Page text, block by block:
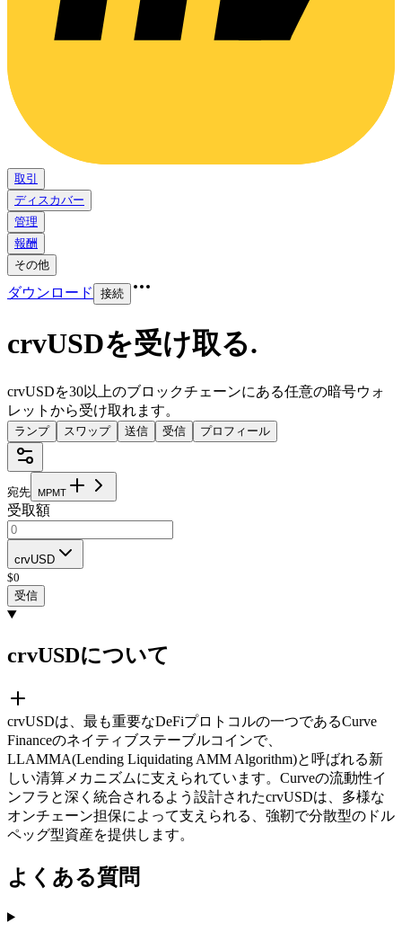
取引
ディスカバー
管理
報酬
その他
ダウンロード 接続
crvUSDを受け取る.
crvUSDを30以上のブロックチェーンにある任意の暗号ウォ
レットから受け取れます。
ランプ スワップ 送信 受信 プロフィール
宛先 MPMT
受取額
crvUSD
$0
受信
crvUSDについて
crvUSDは、最も重要なDeFiプロトコルの一つであるCurve
Financeのネイティブステーブルコインで、
LLAMMA(Lending Liquidating AMM Algorithm)と呼ばれる新
しい清算メカニズムに支えられています。Curveの流動性イ
ンフラと深く統合されるよう設計されたcrvUSDは、多様な
オンチェーン担保によって支えられる、強靭で分散型のドル
ペッグ型資産を提供します。
よくある質問